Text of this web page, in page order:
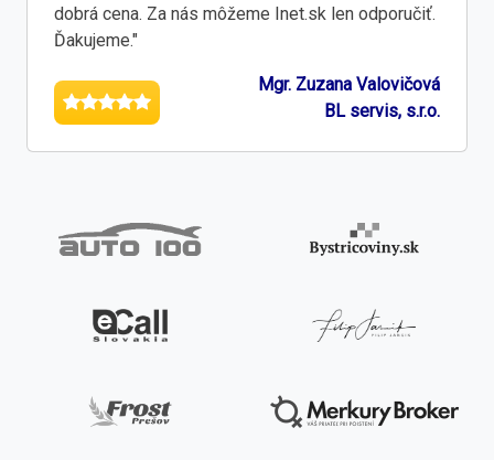
dobrá cena. Za nás môžeme Inet.sk len odporučiť.
Ďakujeme."
Mgr. Zuzana Valovičová
BL servis, s.r.o.